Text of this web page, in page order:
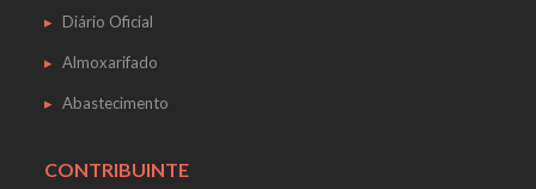
Diário Oficial
Almoxarifado
Abastecimento
CONTRIBUINTE